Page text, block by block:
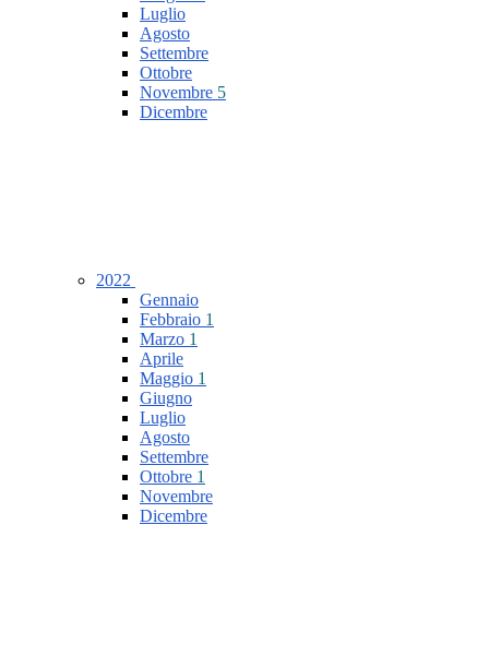
Luglio
Agosto
Settembre
Ottobre
Novembre 5
Dicembre
2022
Gennaio
Febbraio 1
Marzo 1
Aprile
Maggio 1
Giugno
Luglio
Agosto
Settembre
Ottobre 1
Novembre
Dicembre